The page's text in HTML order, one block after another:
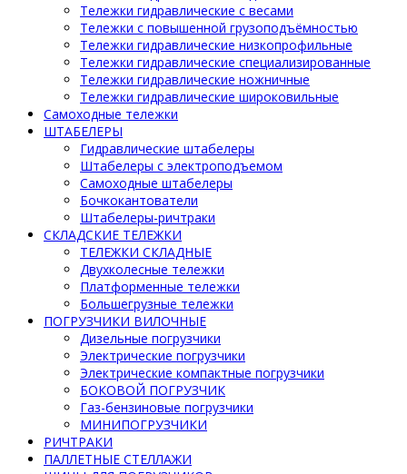
Тележки гидравлические с весами
Тележки с повышенной грузоподъёмностью
Тележки гидравлические низкопрофильные
Тележки гидравлические специализированные
Тележки гидравлические ножничные
Тележки гидравлические широковильные
Самоходные тележки
ШТАБЕЛЕРЫ
Гидравлические штабелеры
Штабелеры с электроподъемом
Самоходные штабелеры
Бочкокантователи
Штабелеры-ричтраки
СКЛАДСКИЕ ТЕЛЕЖКИ
ТЕЛЕЖКИ СКЛАДНЫЕ
Двухколесные тележки
Платформенные тележки
Большегрузные тележки
ПОГРУЗЧИКИ ВИЛОЧНЫЕ
Дизельные погрузчики
Электрические погрузчики
Электрические компактные погрузчики
БОКОВОЙ ПОГРУЗЧИК
Газ-бензиновые погрузчики
МИНИПОГРУЗЧИКИ
РИЧТРАКИ
ПАЛЛЕТНЫЕ СТЕЛЛАЖИ